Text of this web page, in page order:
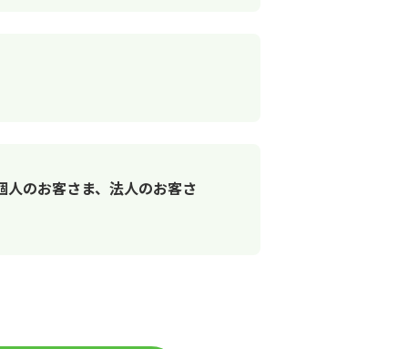
のお客さま、法人のお客さ